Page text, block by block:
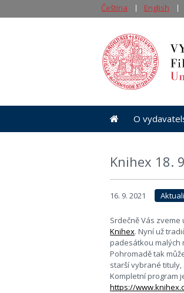
Knihex 18.
16. 9. 2021
Srdečně Vás
Knihex. Nyní už
padesátkou malých
Pohromadě tak
starší vybrané
Kompletní program
https://
O
Čeština English